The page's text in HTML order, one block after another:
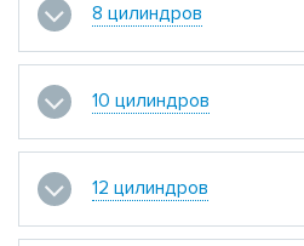
8 цилиндров
10 цилиндров
12 цилиндров